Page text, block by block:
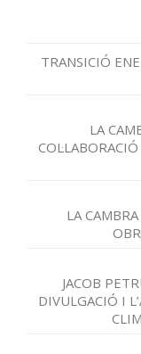
TRANSICIÓ
LA
LA
JACOB
DIVULGACIÓ I